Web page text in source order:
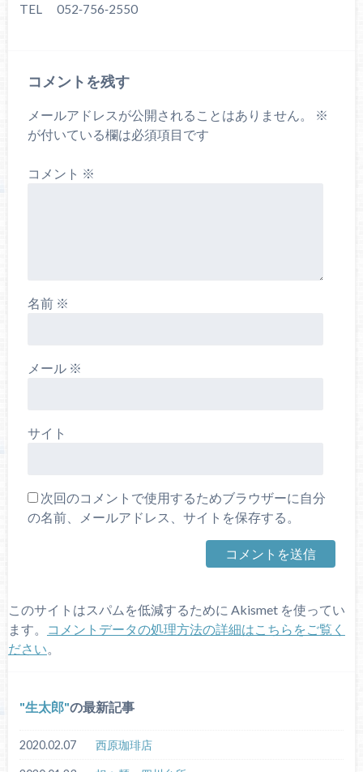
TEL 052‐756‐2550
コメントを残す
メールアドレスが公開されることはありません。
※
が付いている欄は必須項目です
コメント ※
名前 ※
メール ※
サイト
次回のコメントで使用するためブラウザーに自分
の名前、メールアドレス、サイトを保存する。
このサイトはスパムを低減するために Akismet を使ってい
ます。
コメントデータの処理方法の詳細はこちらをご覧く
ださい。
生太郎 の最新記事
2020.02.07 西原珈琲店